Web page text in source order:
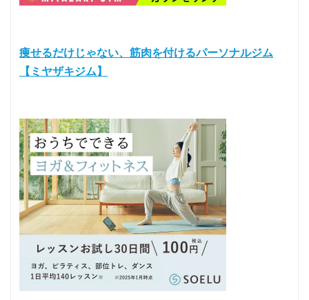
痩せるだけじゃない、筋肉を付けるパーソナルジム
【ミヤザキジム】